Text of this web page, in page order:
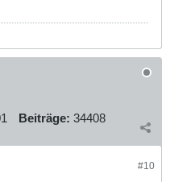
Beiträge: 34408
#10